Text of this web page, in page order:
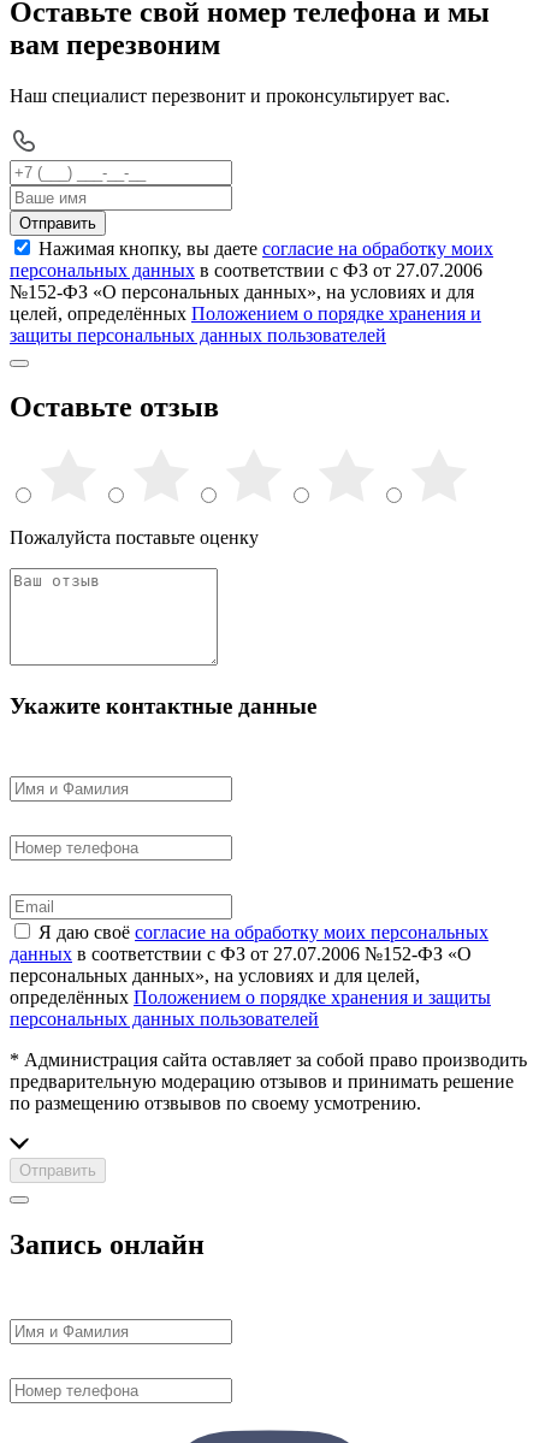
Оставьте свой номер телефона и мы
вам перезвоним
Наш специалист перезвонит и проконсультирует вас.
Отправить
Нажимая кнопку, вы даете согласие на обработку моих
персональных данных в соответствии с ФЗ от 27.07.2006
№152-ФЗ «О персональных данных», на условиях и для
целей, определённых Положением о порядке хранения и
защиты персональных данных пользователей
Оставьте отзыв
Пожалуйста поставьте оценку
Укажите контактные данные
Я даю своё согласие на обработку моих персональных
данных в соответствии с ФЗ от 27.07.2006 №152-ФЗ «О
персональных данных», на условиях и для целей,
определённых Положением о порядке хранения и защиты
персональных данных пользователей
* Администрация сайта оставляет за собой право производить
предварительную модерацию отзывов и принимать решение
по размещению отзвывов по своему усмотрению.
Отправить
Запись онлайн